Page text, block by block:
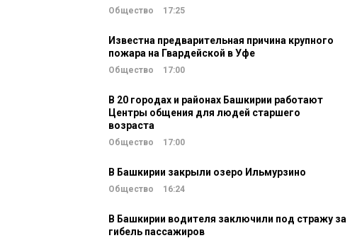
Общество 17:25
Известна предварительная причина крупного
пожара на Гвардейской в Уфе
Общество 17:00
В 20 городах и районах Башкирии работают
Центры общения для людей старшего
возраста
Общество 17:00
В Башкирии закрыли озеро Ильмурзино
Общество 16:24
В Башкирии водителя заключили под стражу за
гибель пассажиров